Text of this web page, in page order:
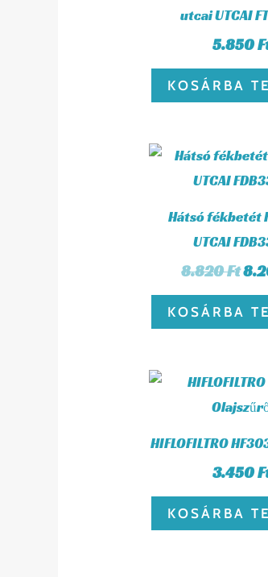
utcai UTCAI
5.850
KOSÁRBA
Hátsó fékbetét
UTCAI
8.820Ft
KOSÁRBA
HIFLOFILTRO
3.450
KOSÁRBA